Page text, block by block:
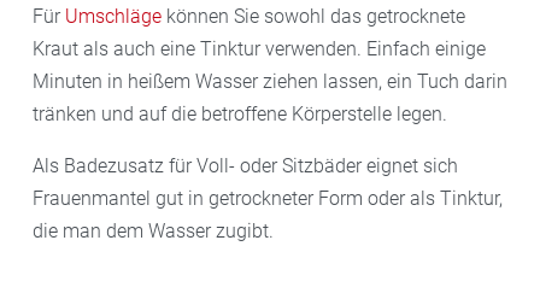
Für Umschläge können Sie sowohl das getrocknete
Kraut als auch eine Tinktur verwenden. Einfach einige
Minuten in heißem Wasser ziehen lassen, ein Tuch darin
tränken und auf die betroffene Körperstelle legen.
Als Badezusatz für Voll- oder Sitzbäder eignet sich
Frauenmantel gut in getrockneter Form oder als Tinktur,
die man dem Wasser zugibt.